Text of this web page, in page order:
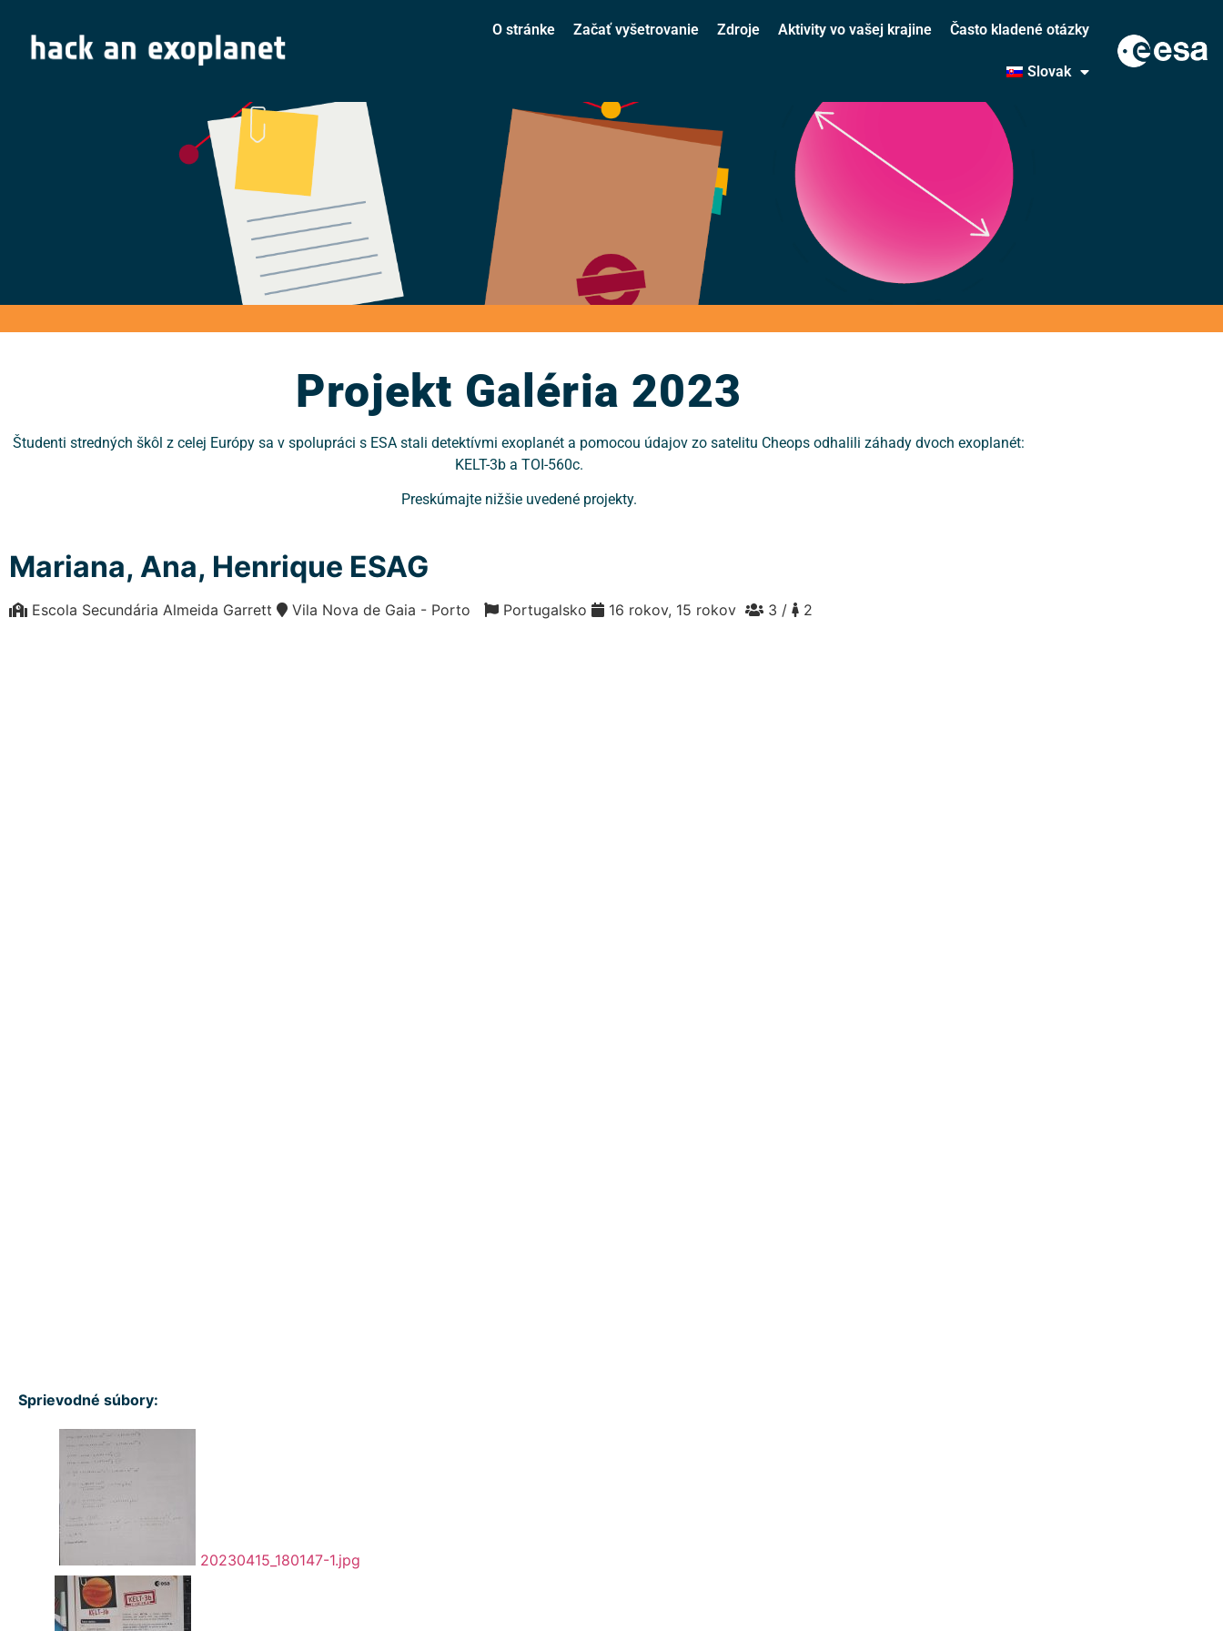
O stránke Začať vyšetrovanie Zdroje Aktivity vo vašej krajine Často kladené otázky
Slovak
Projekt Galéria 2023
Študenti stredných škôl z celej Európy sa v spolupráci s ESA stali detektívmi exoplanét a pomocou údajov zo satelitu Cheops odhalili záhady dvoch exoplanét:
KELT-3b a TOI-560c.
Preskúmajte nižšie uvedené projekty.
Mariana, Ana, Henrique ESAG
Escola Secundária Almeida Garrett Vila Nova de Gaia - Porto Portugalsko 16 rokov, 15 rokov 3 / 2
Sprievodné súbory:
20230415_180147-1.jpg